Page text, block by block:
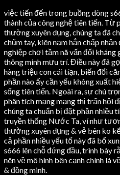
việc tiến đến trong buồng dòng
thành của công nghệ tiên tiến. Từ
thường xuyên dụng, chúng ta đã
chũm tay, kiên nạm hẳn chấp
nghiệp chơi tầm nã vấn đối kháng
thông minh mưu trí. Điều này đã
hàng triệu con cái tíạn, biến đổi
phần nào ấy cần yếu không xuất
sống tiên tiến. Ngoài ra, sự chú
phân tích mạng mạng thị trấn hội
chúng ta chuẩn bị đặt phần nhiều
truyền thống Nước Ta, ví như
thường xuyên dụng & vẻ bên ko
cả phần nhiều yếu tố này đã bổ
s666 lên chỗ đứng đầu, trình bày
nên về mô hình bên cạnh chính là
& đồng minh.